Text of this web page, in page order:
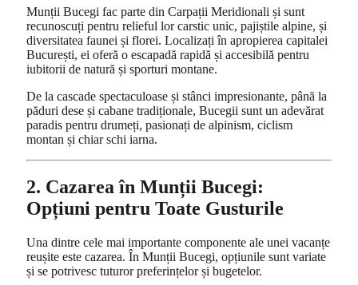
Munții Bucegi fac parte din Carpații Meridionali și sunt
recunoscuți pentru relieful lor carstic unic, pajiștile alpine, și
diversitatea faunei și florei. Localizați în apropierea capitalei
București, ei oferă o escapadă rapidă și accesibilă pentru
iubitorii de natură și sporturi montane.
De la cascade spectaculoase și stânci impresionante, până la
păduri dese și cabane tradiționale, Bucegii sunt un adevărat
paradis pentru drumeți, pasionați de alpinism, ciclism
montan și chiar schi iarna.
2. Cazarea în Munții Bucegi:
Opțiuni pentru Toate Gusturile
Una dintre cele mai importante componente ale unei vacanțe
reușite este cazarea. În Munții Bucegi, opțiunile sunt variate
și se potrivesc tuturor preferințelor și bugetelor.